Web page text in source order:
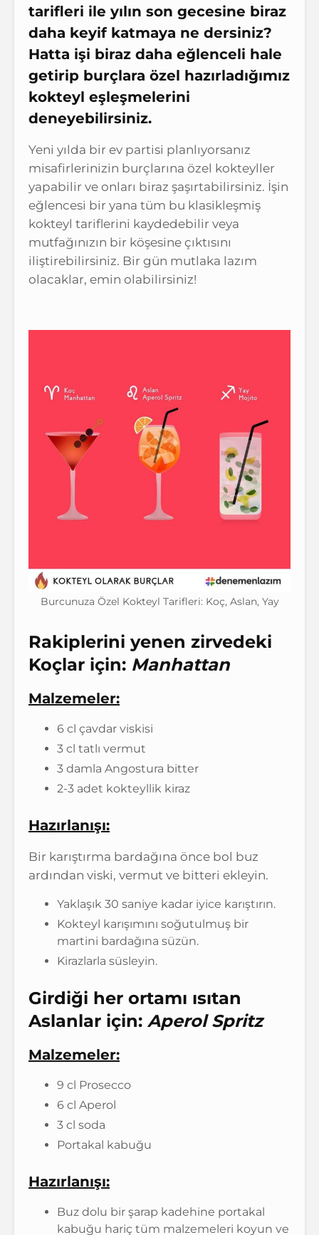
tarifleri ile yılın son gecesine biraz
daha keyif katmaya ne dersiniz?
Hatta işi biraz daha eğlenceli hale
getirip burçlara özel hazırladığımız
kokteyl eşleşmelerini
deneyebilirsiniz.
Yeni yılda bir ev partisi planlıyorsanız
misafirlerinizin burçlarına özel kokteyller
yapabilir ve onları biraz şaşırtabilirsiniz. İşin
eğlencesi bir yana tüm bu klasikleşmiş
kokteyl tariflerini kaydedebilir veya
mutfağınızın bir köşesine çıktısını
iliştirebilirsiniz. Bir gün mutlaka lazım
olacaklar, emin olabilirsiniz!
Burcunuza Özel Kokteyl Tarifleri: Koç, Aslan, Yay
Rakiplerini yenen zirvedeki
Koçlar için: Manhattan
Malzemeler:
6 cl çavdar viskisi
3 cl tatlı vermut
3 damla Angostura bitter
2-3 adet kokteyllik kiraz
Hazırlanışı:
Bir karıştırma bardağına önce bol buz
ardından viski, vermut ve bitteri ekleyin.
Yaklaşık 30 saniye kadar iyice karıştırın.
Kokteyl karışımını soğutulmuş bir
martini bardağına süzün.
Kirazlarla süsleyin.
Girdiği her ortamı ısıtan
Aslanlar için: Aperol Spritz
Malzemeler:
9 cl Prosecco
6 cl Aperol
3 cl soda
Portakal kabuğu
Hazırlanışı:
Buz dolu bir şarap kadehine portakal
kabuğu hariç tüm malzemeleri koyun ve